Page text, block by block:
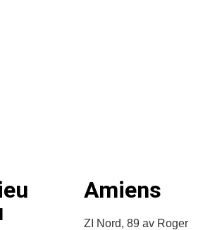
Amiens
ZI Nord, 89 av Roger